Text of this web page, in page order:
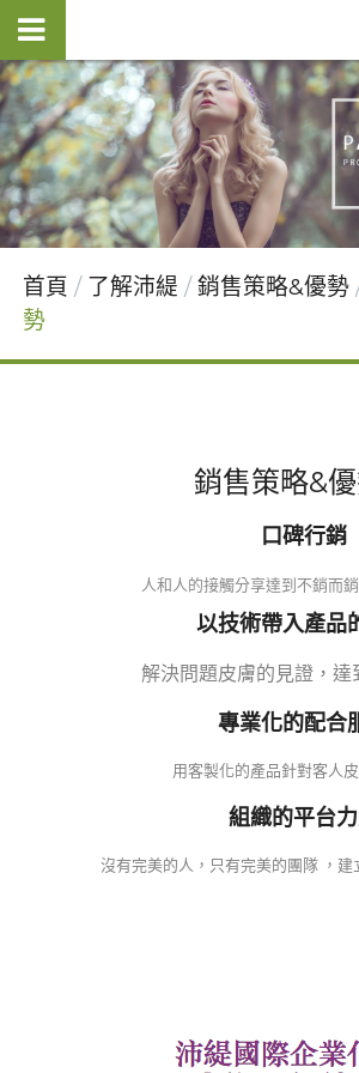
首頁 了解沛緹 銷售策略&優勢
勢
銷售策略&
口碑行銷
人和人的接觸分享達到不銷而
以技術帶入產品
解決問題皮膚的見證，達
專業化的配合
用客製化的產品針對客人
組織的平台
沒有完美的人，只有完美的團隊 ，